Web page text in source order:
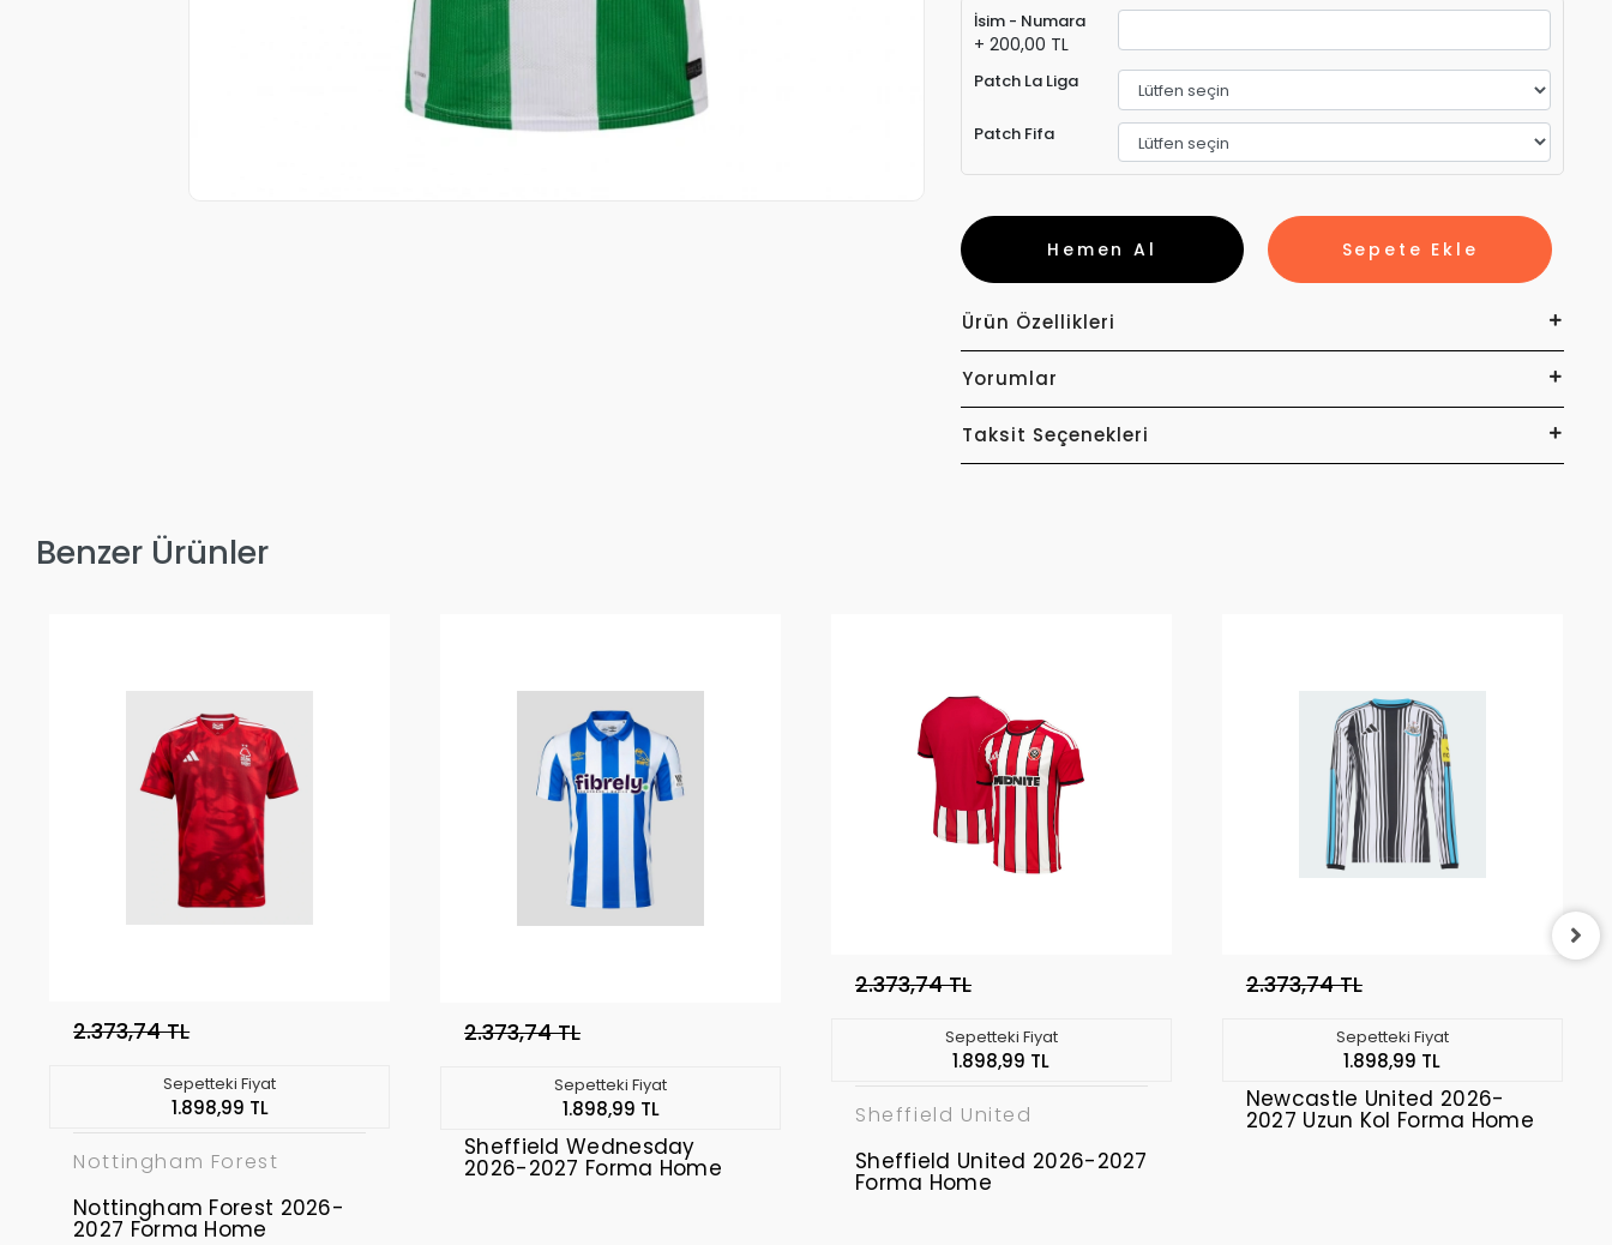
İsim - Numara
+ 200,00 TL
Patch La Liga
Patch Fifa
Sepete Ekle
Hemen Al
Ürün Özellikleri
Yorumlar
Taksit Seçenekleri
Benzer Ürünler
2.373,74 TL
Sepetteki Fiyat
1.898,99 TL
Nottingham Forest
Nottingham Forest 2026-
2027 Forma Home
2.373,74 TL
Sepetteki Fiyat
1.898,99 TL
Sheffield Wednesday
2026-2027 Forma Home
2.373,74 TL
Sepetteki Fiyat
1.898,99 TL
Sheffield United
Sheffield United 2026-2027
Forma Home
2.373,74 TL
Sepetteki Fiyat
1.898,99 TL
Newcastle United 2026-
2027 Uzun Kol Forma Home